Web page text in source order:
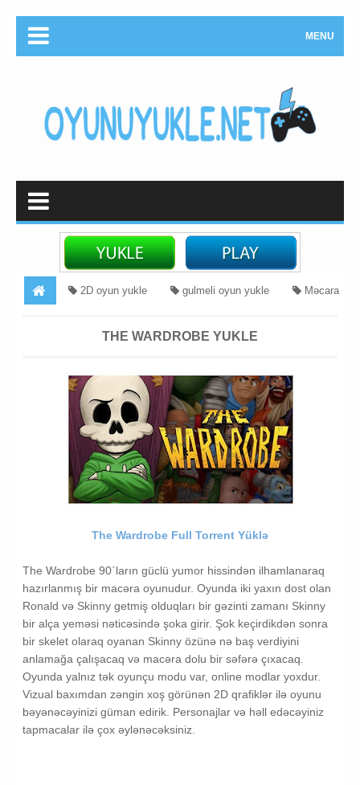
MENU
2D oyun yukle gulmeli oyun yukle Məcara
THE WARDROBE YUKLE
The Wardrobe Full Torrent Yüklə
The Wardrobe 90`ların güclü yumor hissindən ilhamlanaraq
hazırlanmış bir macəra oyunudur. Oyunda iki yaxın dost olan
Ronald və Skinny getmiş olduqları bir gəzinti zamanı Skinny
bir alça yeməsi nəticəsində şoka girir. Şok keçirdikdən sonra
bir skelet olaraq oyanan Skinny özünə nə baş verdiyini
anlamağa çalışacaq və macəra dolu bir səfərə çıxacaq.
Oyunda yalnız tək oyunçu modu var, online modlar yoxdur.
Vizual baxımdan zəngin xoş görünən 2D qrafiklər ilə oyunu
bəyənəcəyinizi güman edirik. Personajlar və həll edəcəyiniz
tapmacalar ilə çox əylənəcəksiniz.